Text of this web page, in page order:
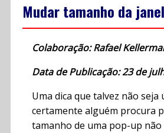
Mudar tamanho da
Colaboração: Rafael
Data de Publicação: 23 de
Uma dica que talvez não
certamente alguém procura
tamanho de uma pop-up